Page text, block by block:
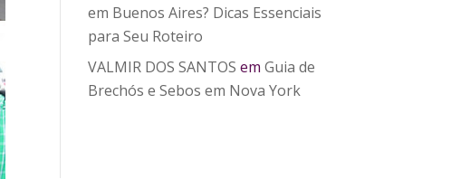
em Buenos Aires? Dicas Essenciais
para Seu Roteiro
VALMIR DOS SANTOS em Guia de
Brechós e Sebos em Nova York